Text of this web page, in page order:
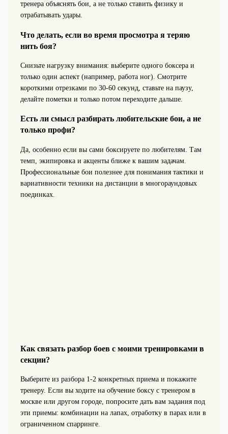
тренера объяснять бои, а не только ставить физику и
отрабатывать удары.
Что делать, если во время просмотра я теряю
нить боя?
Снизьте нагрузку внимания: выберите одного боксера и
только один аспект (например, работа ног). Смотрите
короткими отрезками по 30-60 секунд, ставьте на паузу,
делайте пометки и только потом переходите дальше.
Есть ли смысл разбирать любительские бои, а не
только профи?
Да, особенно если вы сами боксируете по любителям. Там
темп, экипировка и акценты ближе к вашим задачам.
Профессиональные бои полезнее для понимания тактики и
вариативности техники на дистанции в многораундовых
поединках.
Как связать разбор боев с моими тренировками в
секции?
Выберите из разбора 1-2 конкретных приема и покажите
тренеру. Если вы ходите на обучение боксу с тренером в
москве или другом городе, попросите дать вам задания под
эти приемы: комбинации на лапах, отработку в парах или в
ограниченном спарринге.